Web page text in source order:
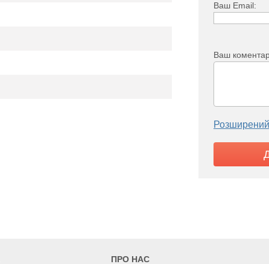
Ваш Email:
Ваш
Розширений
ПРО НАС